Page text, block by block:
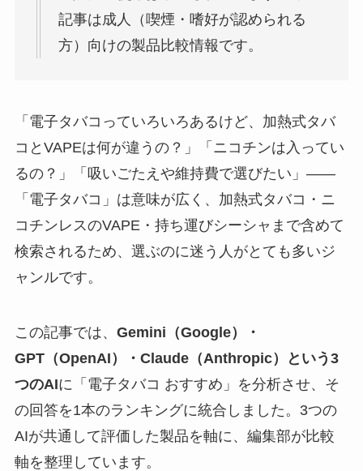
記事は成人（喫煙・嗜好が認められる
方）向けの製品比較情報です。
「電子タバコっていろいろあるけど、加熱式タバ
コとVAPEは何が違うの？」「ニコチンは入ってい
るの？」「吸いごたえや維持費で選びたい」——
「電子タバコ」は意味が広く、加熱式タバコ・ニ
コチンレスのVAPE・持ち運びシーシャまで含めて
検索されるため、選ぶのに迷う人がとても多いジ
ャンルです。
この記事では、 Gemini（Google）・
GPT（OpenAI）・Claude（Anthropic）という3
つのAIに「電子タバコ おすすめ」を分析させ、そ
の回答を1本のランキングに統合しました。3つの
AIが共通して評価した製品を軸に、編集部が比較
軸を整理しています。